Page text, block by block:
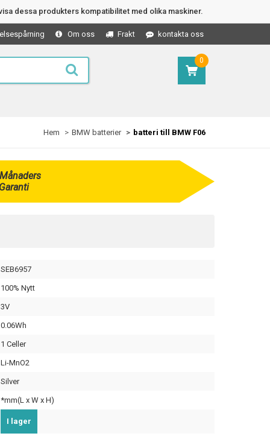
dessa produkters kompatibilitet med olika maskiner.
kontakta oss
Frakt
Om oss
0
Hem BMW batterier batteri till BMW F06
SEB6957
100% Nytt
3V
0.06Wh
1 Celler
Li-MnO2
Silver
*mm(L x W x H)
I lager